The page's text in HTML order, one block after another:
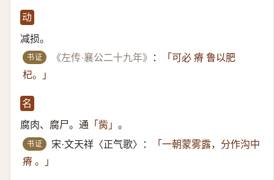
动
减损。
书证 《左传·襄公二十九年》 ：
「可必 瘠 鲁以肥
杞。」
名
腐肉、腐尸。通 「胔」 。
书证 宋·文天祥〈正气歌〉：
「一朝蒙雾露，分作沟中
瘠 。」